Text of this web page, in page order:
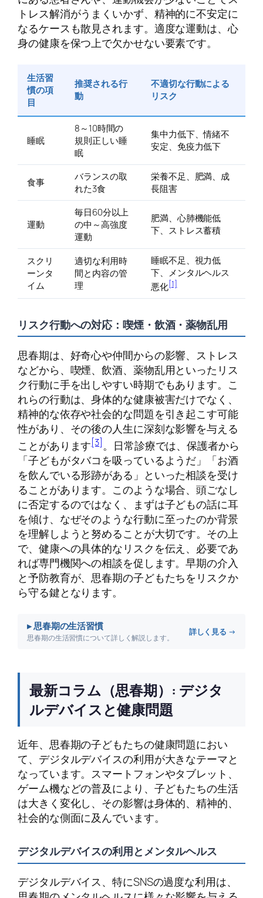
トレス解消がうまくいかず、精神的に不安定に
なるケースも散見されます。適度な運動は、心
身の健康を保つ上で欠かせない要素です。
生活習
慣の項
目
推奨される行
動
不適切な行動による
リスク
睡眠
8～10時間の
規則正しい睡
眠
集中力低下、情緒不
安定、免疫力低下
食事
バランスの取
れた3食
栄養不足、肥満、成
長阻害
運動
毎日60分以上
の中～高強度
運動
肥満、心肺機能低
下、ストレス蓄積
スクリ
ーンタ
イム
適切な利用時
間と内容の管
理
睡眠不足、視力低
下、メンタルヘルス
悪化[1]
リスク行動への対応：喫煙・飲酒・薬物乱用
思春期は、好奇心や仲間からの影響、ストレス
などから、喫煙、飲酒、薬物乱用といったリス
ク行動に手を出しやすい時期でもあります。こ
れらの行動は、身体的な健康被害だけでなく、
精神的な依存や社会的な問題を引き起こす可能
性があり、その後の人生に深刻な影響を与える
ことがあります[3]。日常診療では、保護者から
「子どもがタバコを吸っているようだ」「お酒
を飲んでいる形跡がある」といった相談を受け
ることがあります。このような場合、頭ごなし
に否定するのではなく、まずは子どもの話に耳
を傾け、なぜそのような行動に至ったのか背景
を理解しようと努めることが大切です。その上
で、健康への具体的なリスクを伝え、必要であ
れば専門機関への相談を促します。早期の介入
と予防教育が、思春期の子どもたちをリスクか
ら守る鍵となります。
▸ 思春期の生活習慣
思春期の生活習慣について詳しく解説します。
詳しく見る →
最新コラム（思春期）: デジタ
ルデバイスと健康問題
近年、思春期の子どもたちの健康問題におい
て、デジタルデバイスの利用が大きなテーマと
なっています。スマートフォンやタブレット、
ゲーム機などの普及により、子どもたちの生活
は大きく変化し、その影響は身体的、精神的、
社会的な側面に及んでいます。
デジタルデバイスの利用とメンタルヘルス
デジタルデバイス、特にSNSの過度な利用は、